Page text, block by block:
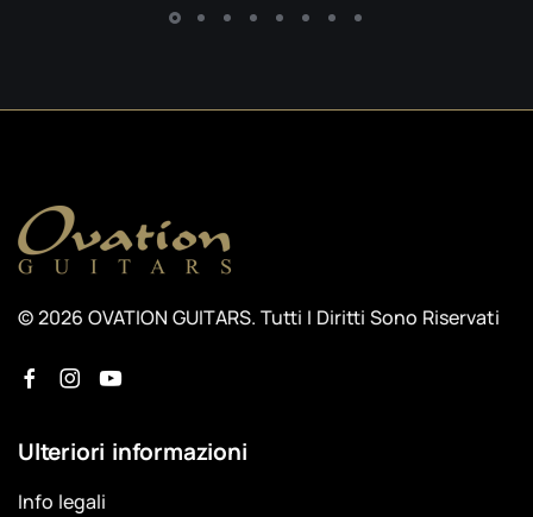
© 2026 OVATION GUITARS. Tutti I Diritti Sono Riservati
Ulteriori informazioni
Info legali